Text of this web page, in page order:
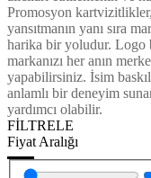
Promosyon
yansıtmanın yanı sıra
harika bir yoludur. Logo
markanızı her anın
yapabilirsiniz. İsim
anlamlı bir deneyim
yardımcı olabilir.
FİLTRELE
Fiyat Aralığı